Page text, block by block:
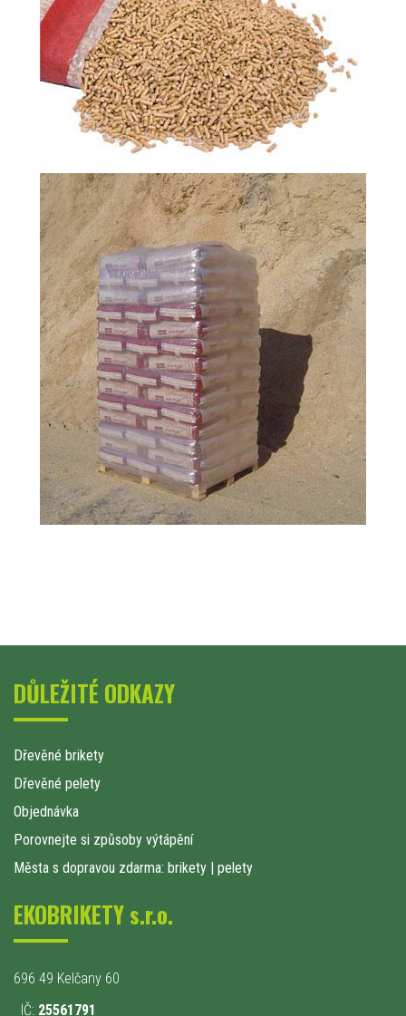
DŮLEŽITÉ ODKAZY
Dřevěné brikety
Dřevěné pelety
Objednávka
Porovnejte si způsoby výtápění
Města s dopravou zdarma: brikety | pelety
EKOBRIKETY s.r.o.
696 49 Kelčany 60
IČ: 25561791